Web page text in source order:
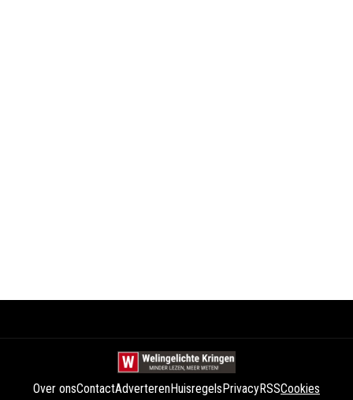
Over onsContactAdverterenHuisregels PrivacyRSSCookies